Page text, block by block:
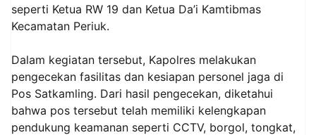
seperti Ketua RW 19 dan Ketua Da’i Kamtibmas
Kecamatan Periuk.
Dalam kegiatan tersebut, Kapolres melakukan
pengecekan fasilitas dan kesiapan personel jaga di
Pos Satkamling. Dari hasil pengecekan, diketahui
bahwa pos tersebut telah memiliki kelengkapan
pendukung keamanan seperti CCTV, borgol, tongkat,